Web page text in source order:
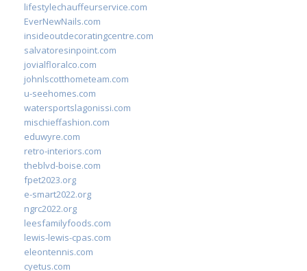
lifestylechauffeurservice.com
EverNewNails.com
insideoutdecoratingcentre.com
salvatoresinpoint.com
jovialfloralco.com
johnlscotthometeam.com
u-seehomes.com
watersportslagonissi.com
mischieffashion.com
eduwyre.com
retro-interiors.com
theblvd-boise.com
fpet2023.org
e-smart2022.org
ngrc2022.org
leesfamilyfoods.com
lewis-lewis-cpas.com
eleontennis.com
cyetus.com